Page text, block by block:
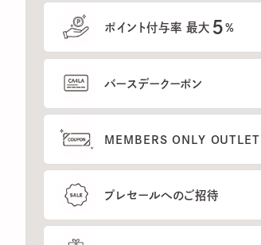
ポイント付与率 最大 %
バースデークーポン
MEMBERS ONLY OUTLETのご
プレセールへのご招待
ギフトラッピング無料